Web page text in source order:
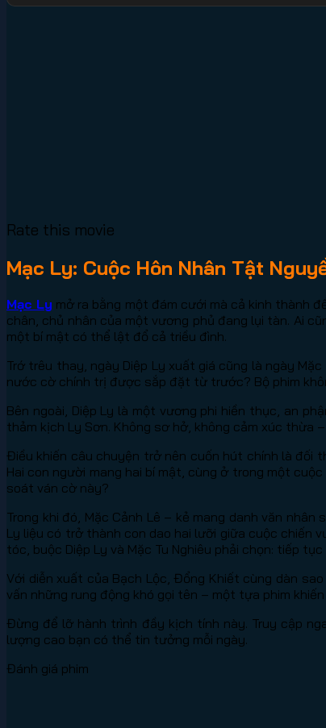
Rate this movie
Mạc Ly: Cuộc Hôn Nhân Tật
Mạc Ly mở ra bằng một đám cưới mà cả kinh thành
chân, chủ nhân của một vương phủ đang lụi tàn. Ai
một bí mật có thể lật đổ cả triều đình.
Trớ trêu thay, ngày Diệp Ly xuất giá cũng là ngày
nước cờ chính trị được sắp đặt từ trước? Bộ phim
Bên ngoài, Diệp Ly là một vương phi hiền thục, an
thảm kịch Ly Sơn. Không sơ hở, không cảm xúc
Điều khiến câu chuyện trở nên cuốn hút chính là đối
Hai con người mang hai bí mật, cùng ở trong một
soát ván cờ này?
Trong khi đó, Mặc Cảnh Lê – kẻ mang danh văn
Ly liệu có trở thành con dao hai lưỡi giữa cuộc chiến
tóc, buộc Diệp Ly và Mặc Tu Nghiêu phải chọn: tiếp
Với diễn xuất của Bạch Lộc, Đổng Khiết cùng dàn
vấn những rung động khó gọi tên – một tựa phim
Đừng để lỡ hành trình đầy kịch tính này. Truy cập
lượng cao bạn có thể tin tưởng mỗi ngày.
Đánh giá phim